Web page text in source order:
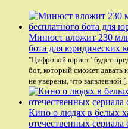
Минюст вложит 230 млн
бота для юридических
"Цифровой юрист" будет
бот, который сможет давать
не уверены, что заявленной
Кино о людях в белых
отечественных сериала